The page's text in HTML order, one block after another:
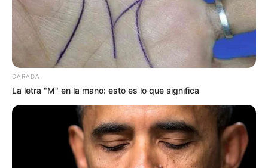
[Video] Moto de alta gama
se estrella de frente con
un carro que adelantaba
en doble línea, en la vía La
Mesa - Mosquera
REGIOTRAM DE OCCIDENTE
RegioTram de Occidente
operará entre dos
municipios de
Cundinamarca antes de
terminar el 2027
DARADA
La letra "M" en la mano: esto es lo que significa